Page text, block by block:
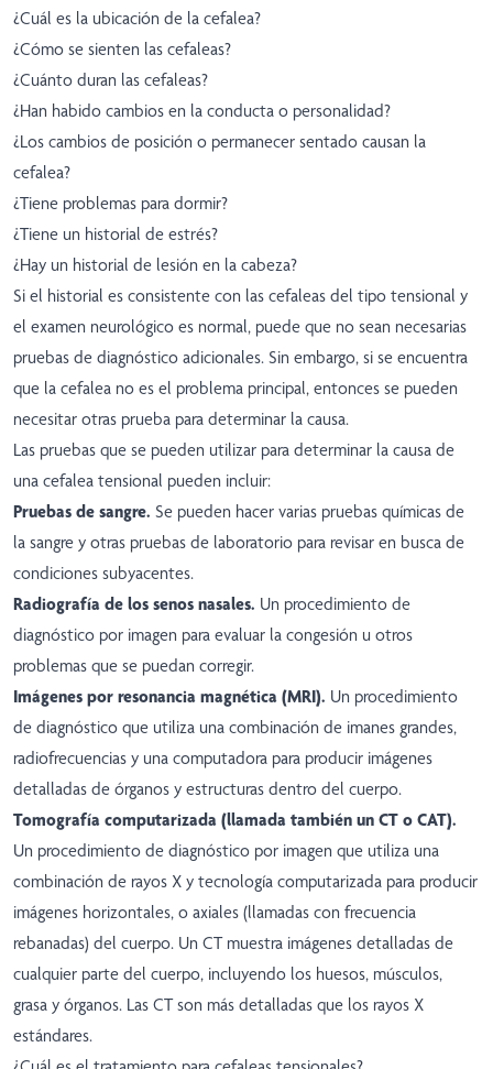
¿Cuál es la ubicación de la cefalea?
¿Cómo se sienten las cefaleas?
¿Cuánto duran las cefaleas?
¿Han habido cambios en la conducta o personalidad?
¿Los cambios de posición o permanecer sentado causan la
cefalea?
¿Tiene problemas para dormir?
¿Tiene un historial de estrés?
¿Hay un historial de lesión en la cabeza?
Si el historial es consistente con las cefaleas del tipo tensional y
el examen neurológico es normal, puede que no sean necesarias
pruebas de diagnóstico adicionales. Sin embargo, si se encuentra
que la cefalea no es el problema principal, entonces se pueden
necesitar otras prueba para determinar la causa.
Las pruebas que se pueden utilizar para determinar la causa de
una cefalea tensional pueden incluir:
Pruebas de sangre. Se pueden hacer varias pruebas químicas de
la sangre y otras pruebas de laboratorio para revisar en busca de
condiciones subyacentes.
Radiografía de los senos nasales. Un procedimiento de
diagnóstico por imagen para evaluar la congesión u otros
problemas que se puedan corregir.
Imágenes por resonancia magnética (MRI). Un procedimiento
de diagnóstico que utiliza una combinación de imanes grandes,
radiofrecuencias y una computadora para producir imágenes
detalladas de órganos y estructuras dentro del cuerpo.
Tomografía computarizada (llamada también un CT o CAT).
Un procedimiento de diagnóstico por imagen que utiliza una
combinación de rayos X y tecnología computarizada para producir
imágenes horizontales, o axiales (llamadas con frecuencia
rebanadas) del cuerpo. Un CT muestra imágenes detalladas de
cualquier parte del cuerpo, incluyendo los huesos, músculos,
grasa y órganos. Las CT son más detalladas que los rayos X
estándares.